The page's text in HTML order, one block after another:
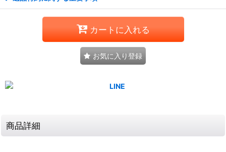
カートに入れる
お気に入り登録
商品詳細